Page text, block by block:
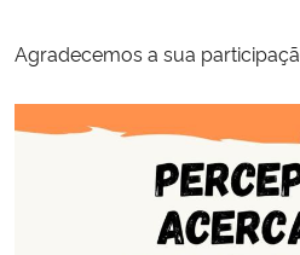
Gabinete de Segurança Institucional
Agradecemos a sua